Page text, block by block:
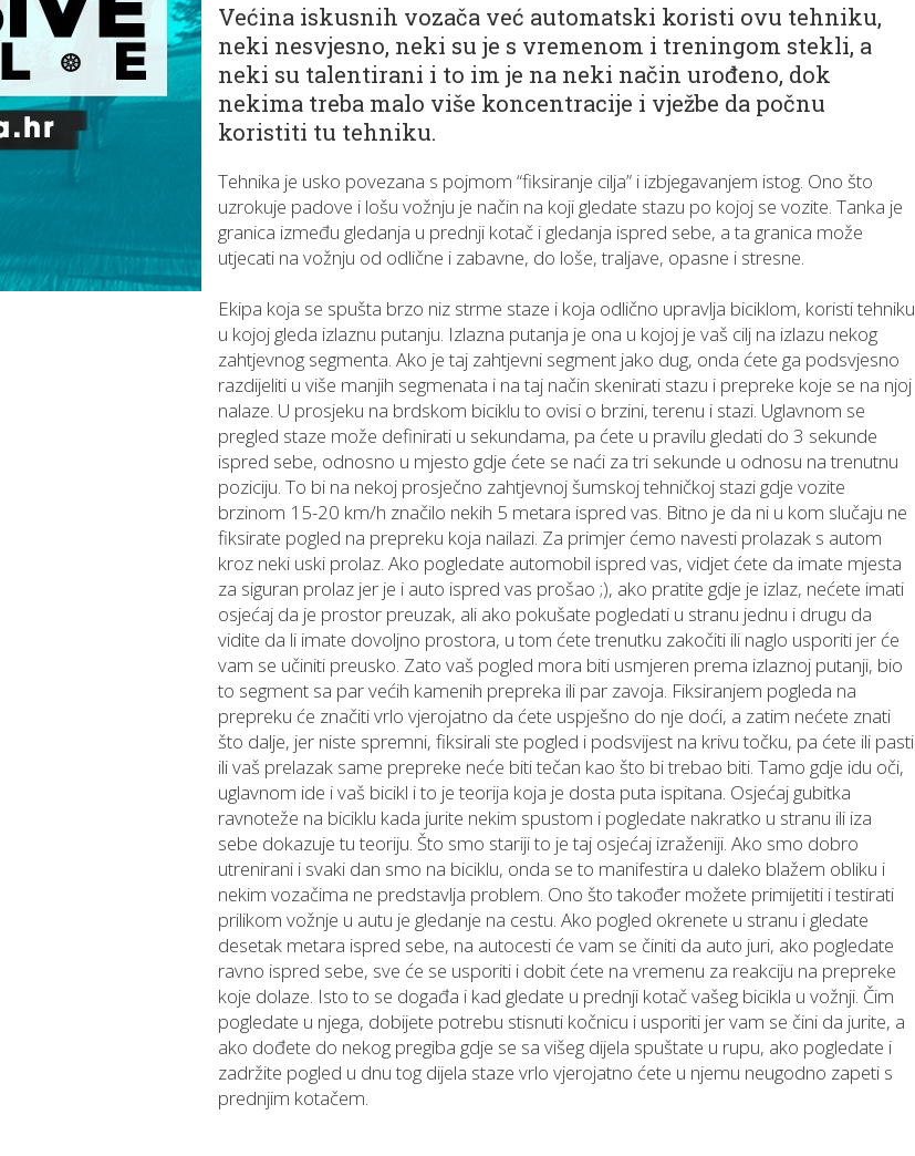
Većina iskusnih vozača već automatski koristi ovu tehniku,
neki nesvjesno, neki su je s vremenom i treningom stekli, a
neki su talentirani i to im je na neki način urođeno, dok
nekima treba malo više koncentracije i vježbe da počnu
koristiti tu tehniku.
Tehnika je usko povezana s pojmom “fiksiranje cilja” i izbjegavanjem istog. Ono što
uzrokuje padove i lošu vožnju je način na koji gledate stazu po kojoj se vozite. Tanka je
granica između gledanja u prednji kotač i gledanja ispred sebe, a ta granica može
utjecati na vožnju od odlične i zabavne, do loše, traljave, opasne i stresne.
Ekipa koja se spušta brzo niz strme staze i koja odlično upravlja biciklom, koristi tehniku
u kojoj gleda izlaznu putanju. Izlazna putanja je ona u kojoj je vaš cilj na izlazu nekog
zahtjevnog segmenta. Ako je taj zahtjevni segment jako dug, onda ćete ga podsvjesno
razdijeliti u više manjih segmenata i na taj način skenirati stazu i prepreke koje se na njoj
nalaze. U prosjeku na brdskom biciklu to ovisi o brzini, terenu i stazi. Uglavnom se
pregled staze može definirati u sekundama, pa ćete u pravilu gledati do 3 sekunde
ispred sebe, odnosno u mjesto gdje ćete se naći za tri sekunde u odnosu na trenutnu
poziciju. To bi na nekoj prosječno zahtjevnoj šumskoj tehničkoj stazi gdje vozite
brzinom 15-20 km/h značilo nekih 5 metara ispred vas. Bitno je da ni u kom slučaju ne
fiksirate pogled na prepreku koja nailazi. Za primjer ćemo navesti prolazak s autom
kroz neki uski prolaz. Ako pogledate automobil ispred vas, vidjet ćete da imate mjesta
za siguran prolaz jer je i auto ispred vas prošao ;), ako pratite gdje je izlaz, nećete imati
osjećaj da je prostor preuzak, ali ako pokušate pogledati u stranu jednu i drugu da
vidite da li imate dovoljno prostora, u tom ćete trenutku zakočiti ili naglo usporiti jer će
vam se učiniti preusko. Zato vaš pogled mora biti usmjeren prema izlaznoj putanji, bio
to segment sa par većih kamenih prepreka ili par zavoja. Fiksiranjem pogleda na
prepreku će značiti vrlo vjerojatno da ćete uspješno do nje doći, a zatim nećete znati
što dalje, jer niste spremni, fiksirali ste pogled i podsvijest na krivu točku, pa ćete ili pasti
ili vaš prelazak same prepreke neće biti tečan kao što bi trebao biti. Tamo gdje idu oči,
uglavnom ide i vaš bicikl i to je teorija koja je dosta puta ispitana. Osjećaj gubitka
ravnoteže na biciklu kada jurite nekim spustom i pogledate nakratko u stranu ili iza
sebe dokazuje tu teoriju. Što smo stariji to je taj osjećaj izraženiji. Ako smo dobro
utrenirani i svaki dan smo na biciklu, onda se to manifestira u daleko blažem obliku i
nekim vozačima ne predstavlja problem. Ono što također možete primijetiti i testirati
prilikom vožnje u autu je gledanje na cestu. Ako pogled okrenete u stranu i gledate
desetak metara ispred sebe, na autocesti će vam se činiti da auto juri, ako pogledate
ravno ispred sebe, sve će se usporiti i dobit ćete na vremenu za reakciju na prepreke
koje dolaze. Isto to se događa i kad gledate u prednji kotač vašeg bicikla u vožnji. Čim
pogledate u njega, dobijete potrebu stisnuti kočnicu i usporiti jer vam se čini da jurite, a
ako dođete do nekog pregiba gdje se sa višeg dijela spuštate u rupu, ako pogledate i
zadržite pogled u dnu tog dijela staze vrlo vjerojatno ćete u njemu neugodno zapeti s
prednjim kotačem.